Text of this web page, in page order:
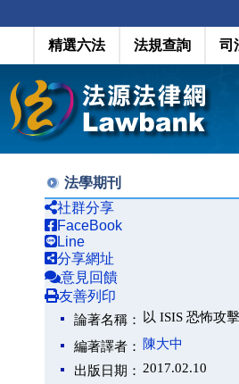
精選六法 法規查詢 司
法學期刊
社群分享
FaceBook
Line
分享網址
意見回饋
友善列印
論著名稱： 以 ISIS 恐怖攻
編著譯者：
陳大中
出版日期： 2017.02.10